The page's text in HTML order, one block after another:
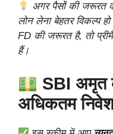
अगर पैसों की जरूरत
लोन लेना बेहतर विकल्प
FD की जरूरत है, तो
हैं।
SBI अमृत
अधिकतम